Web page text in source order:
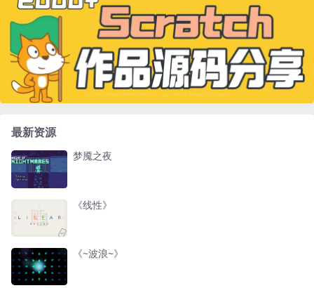
最新资源
梦魇之夜
《线性》
《~波浪~》